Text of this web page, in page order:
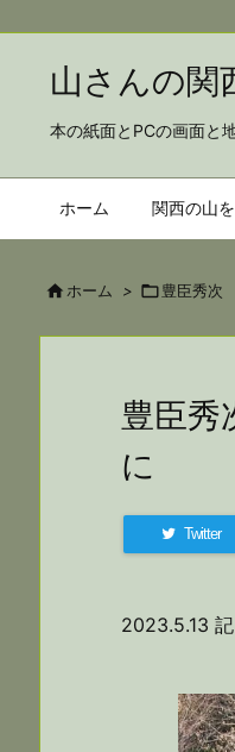
山さんの
本の紙面とPCの画面と
ホーム 関西の山
 ホーム > 豊臣秀次
豊臣秀
に
Twitter
2023.5.13 記